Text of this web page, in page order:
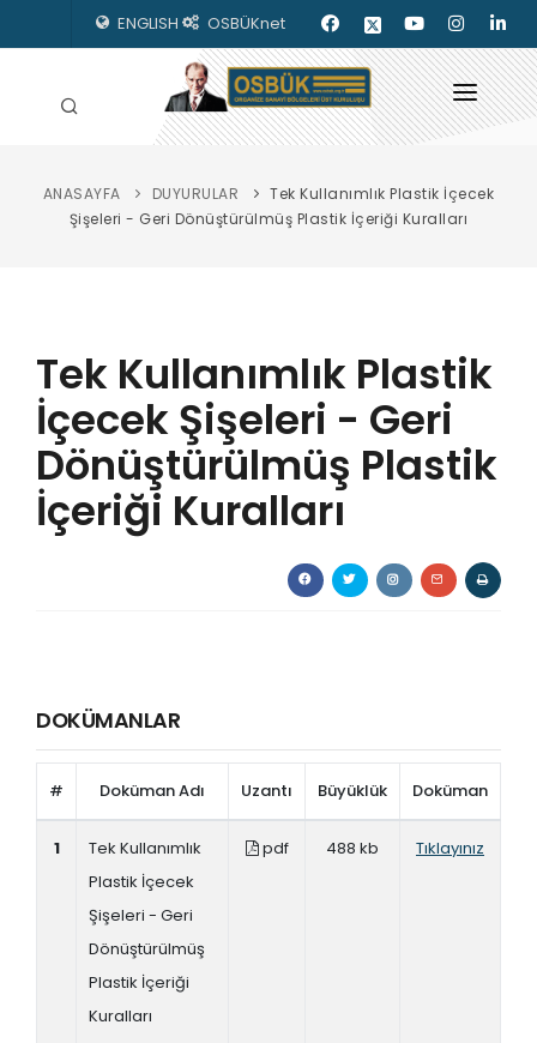
ENGLISH OSBÜKnet
HAKKIMIZDA
KILAVUZLAR
YAYINLARIMIZ
ENERJİ İZLEME
İLETİŞİM
ANASAYFA DUYURULAR
Tek Kullanımlık Plastik İçecek
Şişeleri - Geri Dönüştürülmüş Plastik İçeriği Kuralları
Tek Kullanımlık Plastik
İçecek Şişeleri - Geri
Dönüştürülmüş Plastik
İçeriği Kuralları
DOKÜMANLAR
# Doküman Adı Uzantı Büyüklük Doküman
1
Tek Kullanımlık
Plastik İçecek
Şişeleri - Geri
Dönüştürülmüş
Plastik İçeriği
Kuralları
pdf 488 kb Tıklayınız